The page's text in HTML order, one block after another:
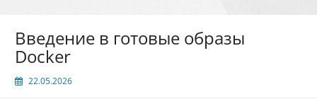
Введение в готовые образы
Docker
22.05.2026